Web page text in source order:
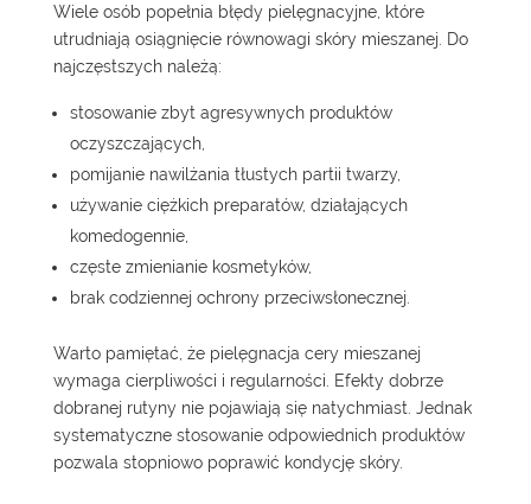
Wiele osób popełnia błędy pielęgnacyjne, które
utrudniają osiągnięcie równowagi skóry mieszanej. Do
najczęstszych należą:
stosowanie zbyt agresywnych produktów
oczyszczających,
pomijanie nawilżania tłustych partii twarzy,
używanie ciężkich preparatów, działających
komedogennie,
częste zmienianie kosmetyków,
brak codziennej ochrony przeciwsłonecznej.
Warto pamiętać, że pielęgnacja cery mieszanej
wymaga cierpliwości i regularności. Efekty dobrze
dobranej rutyny nie pojawiają się natychmiast. Jednak
systematyczne stosowanie odpowiednich produktów
pozwala stopniowo poprawić kondycję skóry.